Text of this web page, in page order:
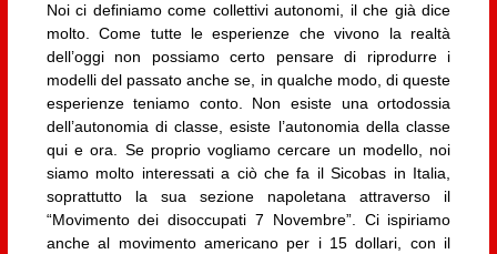
Noi ci definiamo come collettivi autonomi, il che già dice
molto. Come tutte le esperienze che vivono la realtà
dell’oggi non possiamo certo pensare di riprodurre i
modelli del passato anche se, in qualche modo, di queste
esperienze teniamo conto. Non esiste una ortodossia
dell’autonomia di classe, esiste l’autonomia della classe
qui e ora. Se proprio vogliamo cercare un modello, noi
siamo molto interessati a ciò che fa il Sicobas in Italia,
soprattutto la sua sezione napoletana attraverso il
“Movimento dei disoccupati 7 Novembre”. Ci ispiriamo
anche al movimento americano per i 15 dollari, con il